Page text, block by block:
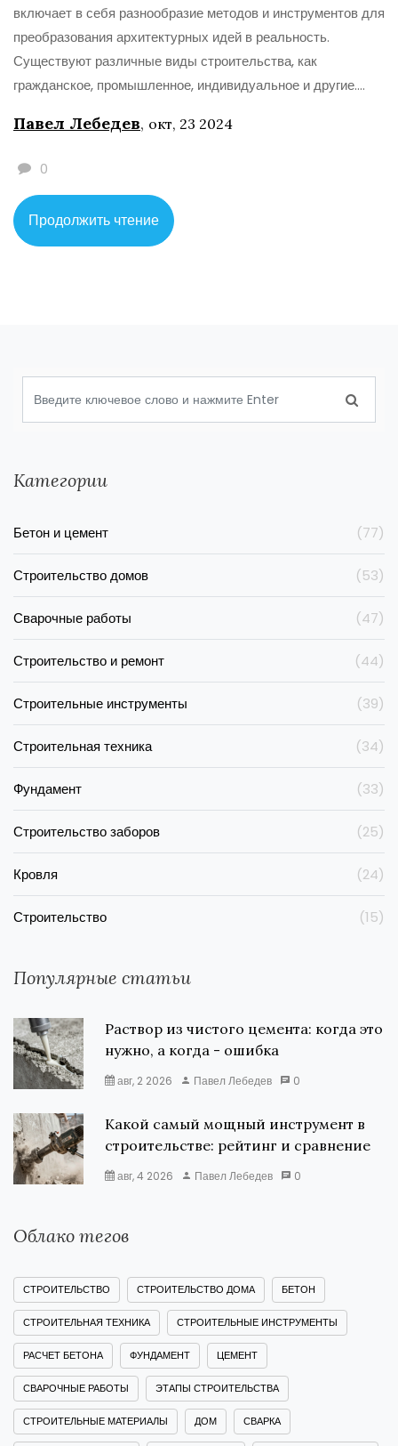
включает в себя разнообразие методов и инструментов для
преобразования архитектурных идей в реальность.
Существуют различные виды строительства, как
гражданское, промышленное, индивидуальное и другие.
техники. В статье обсудим основные виды строительных
Павел Лебедев, окт, 23 2024
0
Продолжить чтение
Категории
Бетон и цемент (77)
Строительство домов (53)
Сварочные работы (47)
Строительство и ремонт (44)
Строительные инструменты (39)
Строительная техника (34)
Фундамент (33)
Строительство заборов (25)
Кровля (24)
Строительство (15)
Популярные статьи
Раствор из чистого цемента: когда это
нужно, а когда - ошибка
авг, 2 2026 Павел Лебедев 0
Какой самый мощный инструмент в
строительстве: рейтинг и сравнение
авг, 4 2026 Павел Лебедев 0
Облако тегов
СТРОИТЕЛЬСТВО СТРОИТЕЛЬСТВО ДОМА БЕТОН
СТРОИТЕЛЬНАЯ ТЕХНИКА СТРОИТЕЛЬНЫЕ ИНСТРУМЕНТЫ
РАСЧЕТ БЕТОНА ФУНДАМЕНТ ЦЕМЕНТ
СВАРОЧНЫЕ РАБОТЫ ЭТАПЫ СТРОИТЕЛЬСТВА
СТРОИТЕЛЬНЫЕ МАТЕРИАЛЫ ДОМ СВАРКА